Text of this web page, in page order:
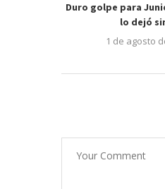
Duro golpe para
lo dejó
1 de agosto